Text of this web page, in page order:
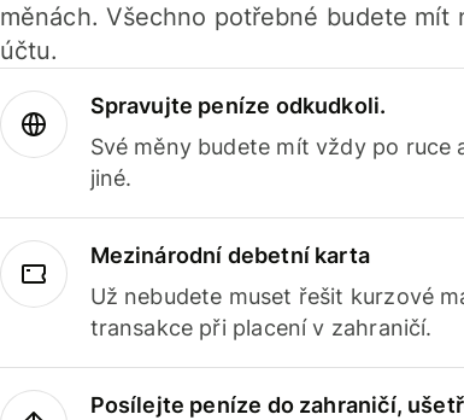
měnách. Všechno potřebné budete mít
účtu.
Spravujte peníze odkudkoli.
Své měny budete mít vždy po ruce
jiné.
Mezinárodní debetní karta
Už nebudete muset řešit kurzové
transakce při placení v zahraničí.
Posílejte peníze do zahraničí,